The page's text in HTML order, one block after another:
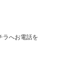
へお電話を